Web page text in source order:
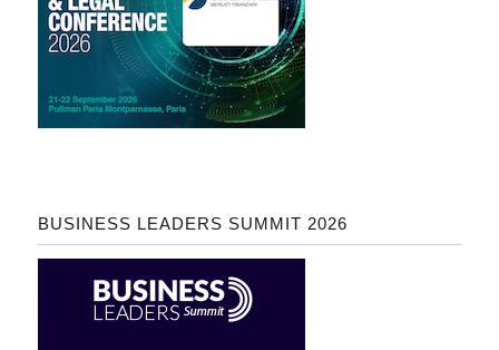
BUSINESS LEADERS SUMMIT 2026